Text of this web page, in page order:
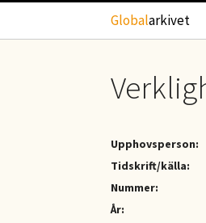
Hoppa till huvudinnehåll
Globalarkivet
Upphovsperson:
Tidskrift/källa:
Nummer:
År: